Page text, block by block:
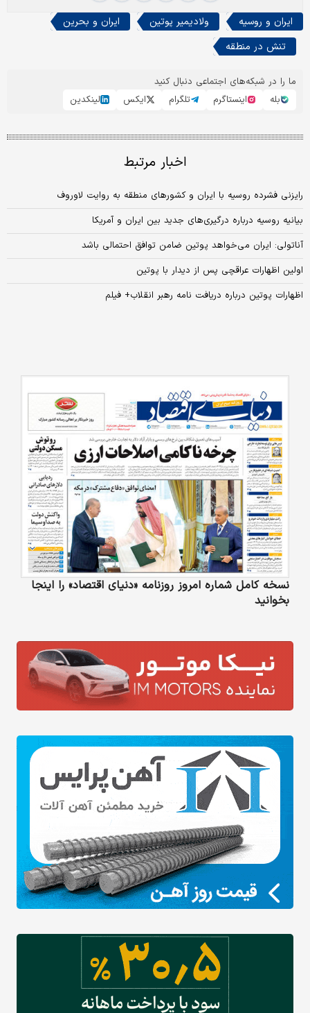
ایران و روسیه ولادیمیر پوتین
ایران و بحرین
تنش در منطقه
ما را در شبکه‌های اجتماعی دنبال کنید
بله
اینستاگرم تلگرام ایکس لینکدین
اخبار مرتبط
رایزنی فشرده روسیه با ایران و کشور‌های منطقه به روایت لاوروف
بیانیه روسیه درباره درگیری‌های جدید بین ایران و آمریکا
آناتولی: ایران می‌خواهد پوتین ضامن توافق احتمالی باشد
اولین اظهارات عراقچی پس از دیدار با پوتین
اظهارات پوتین درباره دریافت نامه رهبر انقلاب+ فیلم
نسخه کامل شماره امروز روزنامه «دنیای‌ اقتصاد» را اینجا
بخوانید